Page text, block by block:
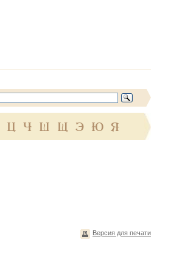
Ц Ч Ш Щ Э Ю Я
Версия для печати